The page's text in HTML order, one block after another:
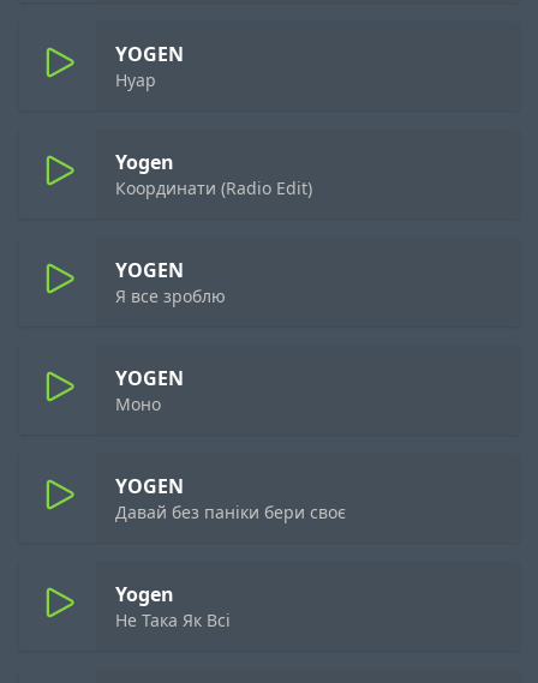
YOGEN
Нуар
Yogen
Координати (Radio Edit)
YOGEN
Я все зроблю
YOGEN
Моно
YOGEN
Давай без паніки бери своє
Yogen
Не Така Як Всі